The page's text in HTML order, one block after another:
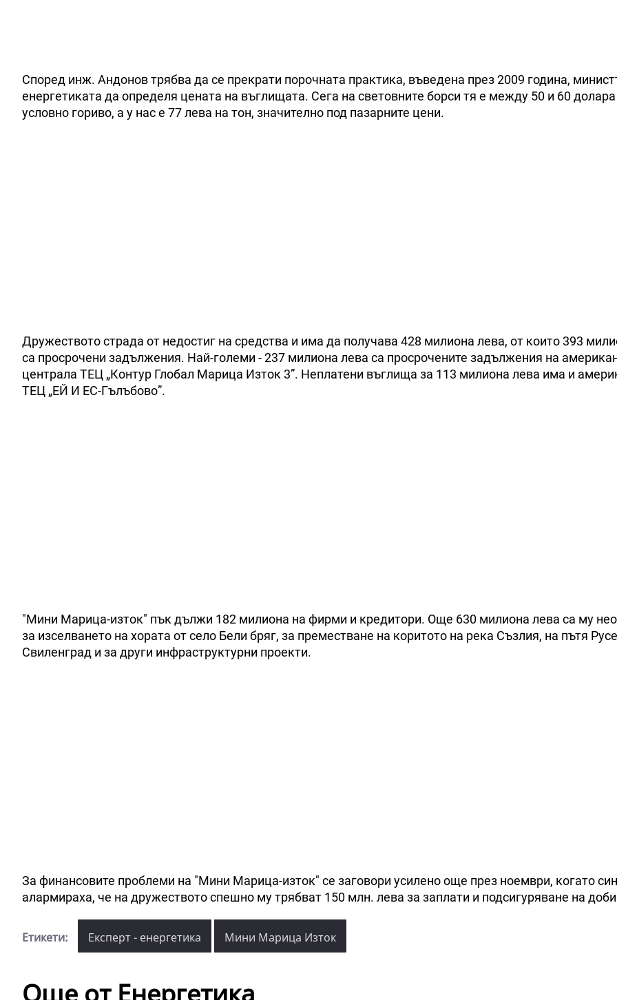
Според инж. Андонов трябва да се прекрати порочната практика, въведена през 2009 година,
енергетиката да определя цената на въглищата. Сега на световните борси тя е между 50 и 60 долара
условно гориво, а у нас е 77 лева на тон, значително под пазарните цени.
Дружеството страда от недостиг на средства и има да получава 428 милиона лева, от които 393
са просрочени задължения. Най-големи - 237 милиона лева са просрочените задължения на
централа ТЕЦ „Контур Глобал Марица Изток 3”. Неплатени въглища за 113 милиона лева има и
ТЕЦ „ЕЙ И ЕС-Гълъбово”.
"Мини Марица-изток" пък дължи 182 милиона на фирми и кредитори. Още 630 милиона лева са му
за изселването на хората от село Бели бряг, за преместване на коритото на река Съзлия, на пътя
Свиленград и за други инфраструктурни проекти.
За финансовите проблеми на "Мини Марица-изток" се заговори усилено още през ноември, когато
алармираха, че на дружеството спешно му трябват 150 млн. лева за заплати и подсигуряване на
Етикети: Експерт - енергетика Мини Марица Изток
Още от Енергетика